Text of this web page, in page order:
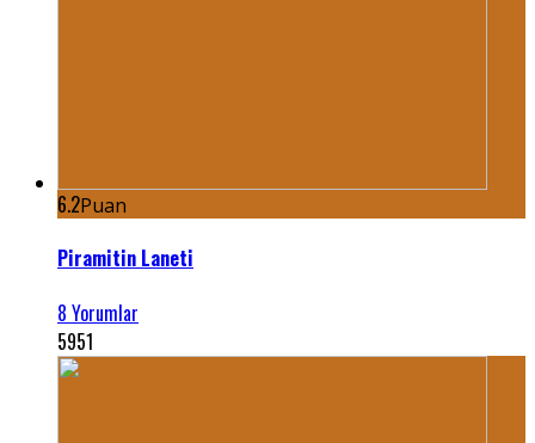
6.2Puan
Piramitin Laneti
8 Yorumlar
5951